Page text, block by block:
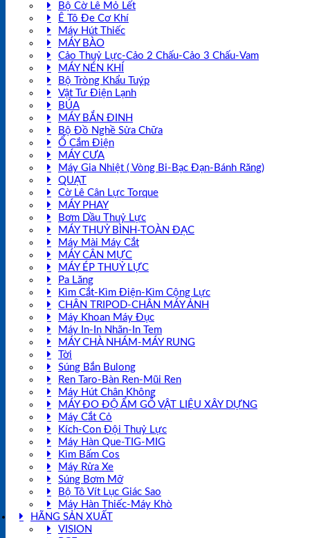
Bộ Cờ Lê Mỏ Lết
Ê Tô Đe Cơ Khí
Máy Hút Thiếc
MÁY BÀO
Cảo Thuỷ Lực-Cảo 2 Chấu-Cảo 3 Chấu-Vam
MÁY NÉN KHÍ
Bộ Tròng Khẩu Tuýp
Vật Tư Điện Lạnh
BÚA
MÁY BẮN ĐINH
Bộ Đồ Nghề Sửa Chữa
Ổ Cắm Điện
MÁY CƯA
Máy Gia Nhiệt ( Vòng Bi-Bạc Đạn-Bánh Răng)
QUẠT
Cờ Lê Cân Lực Torque
MÁY PHAY
Bơm Dầu Thuỷ Lực
MÁY THUỶ BÌNH-TOÀN ĐẠC
Máy Mài Máy Cắt
MÁY CÂN MỰC
MÁY ÉP THUỶ LỰC
Pa Lăng
Kìm Cắt-Kìm Điện-Kìm Cộng Lực
CHÂN TRIPOD-CHÂN MÁY ẢNH
Máy Khoan Máy Đục
Máy In-In Nhãn-In Tem
MÁY CHÀ NHÁM-MÁY RUNG
Tời
Súng Bắn Bulong
Ren Taro-Bàn Ren-Mũi Ren
Máy Hút Chân Không
MÁY ĐO ĐỘ ẨM GỖ VẬT LIỆU XÂY DỰNG
Máy Cắt Cỏ
Kích-Con Đội Thuỷ Lực
Máy Hàn Que-TIG-MIG
Kìm Bấm Cos
Máy Rửa Xe
Súng Bơm Mỡ
Bộ Tô Vít Lục Giác Sao
Máy Hàn Thiếc-Máy Khò
HÃNG SẢN XUẤT
VISION